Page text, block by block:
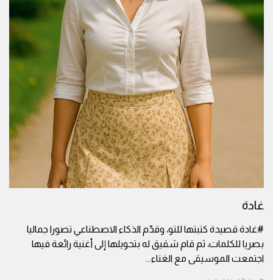
غادة
#غادة قصيدة كتبتها للتو، وقدّم الذكاء الاصطناعي تصورا جماليا
بصريا للكلمات، ثم قام شقيق له بتحويلها إلى أغنية رائعة فيها
اجتمعت الموسيقى مع الغناء...